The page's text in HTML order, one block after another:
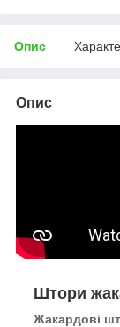
Опис
Опис
Штори
Жакардові